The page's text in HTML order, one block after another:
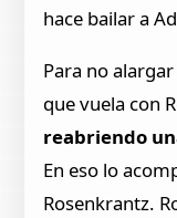
hace bailar a
Para no
que vuela con
reabriendo
En eso lo
Rosenkrantz.